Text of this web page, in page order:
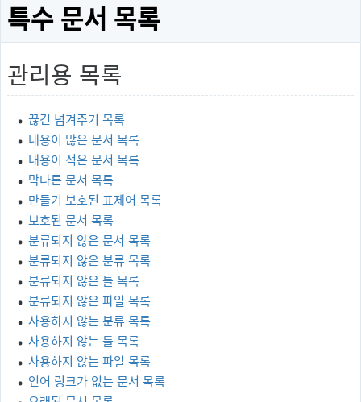
특수 문서 목록
관리용 목록
끊긴 넘겨주기 목록
내용이 많은 문서 목록
내용이 적은 문서 목록
막다른 문서 목록
만들기 보호된 표제어 목록
보호된 문서 목록
분류되지 않은 문서 목록
분류되지 않은 분류 목록
분류되지 않은 틀 목록
분류되지 않은 파일 목록
사용하지 않는 분류 목록
사용하지 않는 틀 목록
사용하지 않는 파일 목록
언어 링크가 없는 문서 목록